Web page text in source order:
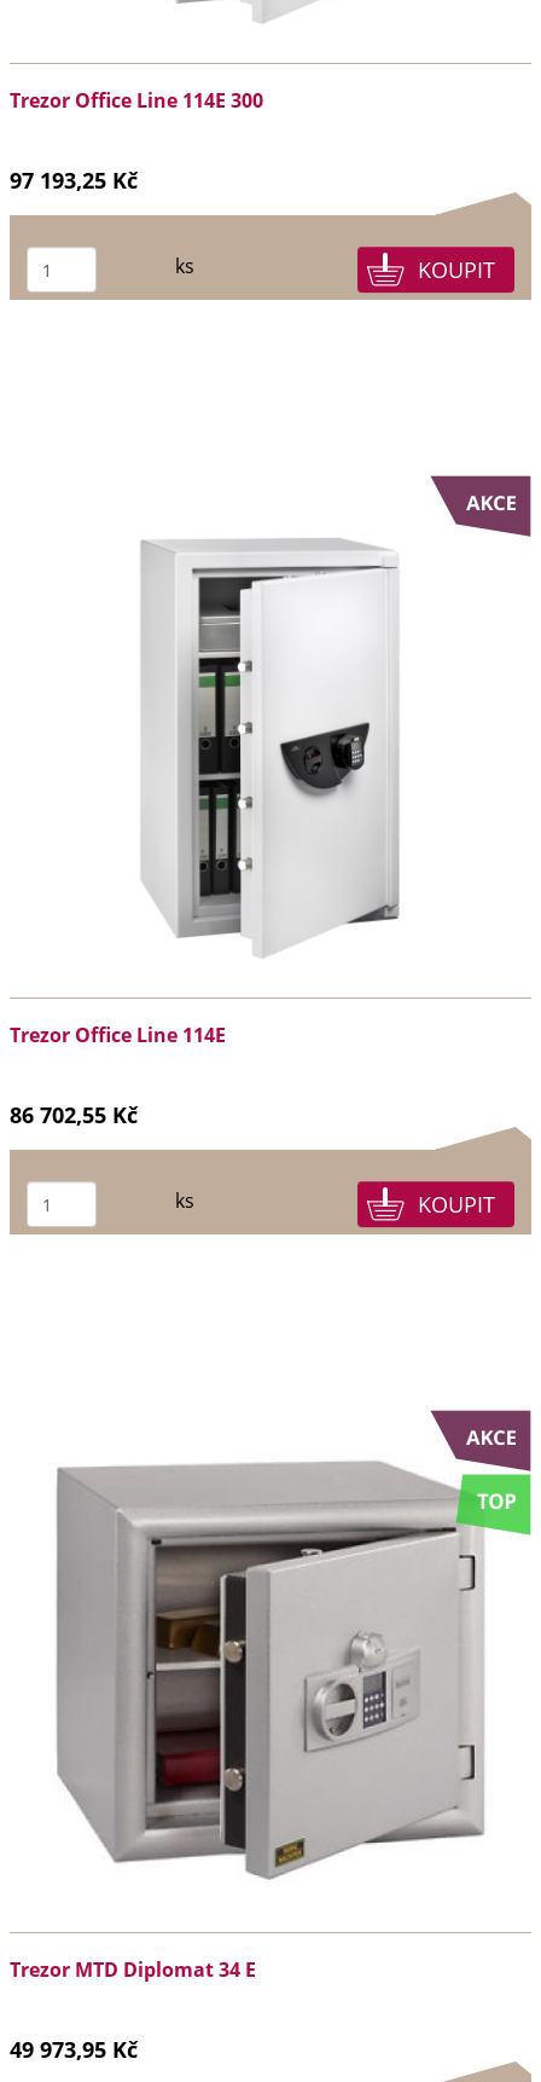
Trezor Office Line 114E 300
97 193,25 Kč
ks
Trezor Office Line 114E
86 702,55 Kč
ks
Trezor MTD Diplomat 34 E
49 973,95 Kč